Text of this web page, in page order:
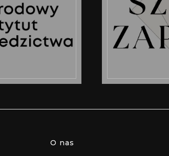
O nas